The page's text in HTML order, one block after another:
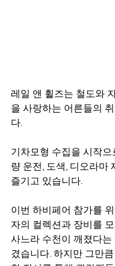
레일 앤 휠즈는 철도와
을 사랑하는 어른들의
다.
기차모형 수집을 시작으
량 운전, 도색, 디오라마
즐기고 있습니다.
이번 하비페어 참가를
자의 컬렉션과 장비를
사느라 수천이 깨졌다는
겼습니다. 하지만 그만